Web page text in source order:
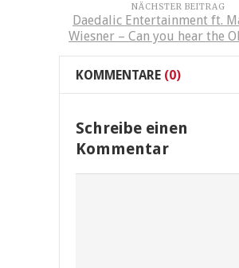
NÄCHSTER BEITRAG
Daedalic Entertainment ft.
Wiesner – Can you hear the
KOMMENTARE (0)
Schreibe einen
Kommentar